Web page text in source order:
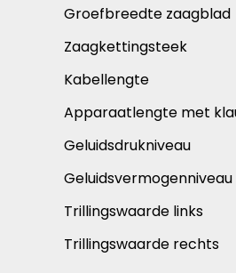
Groefbreedte zaagblad
Zaagkettingsteek
Kabellengte
Apparaatlengte met
Geluidsdrukniveau
Geluidsvermogenniveau
Trillingswaarde links
Trillingswaarde rechts